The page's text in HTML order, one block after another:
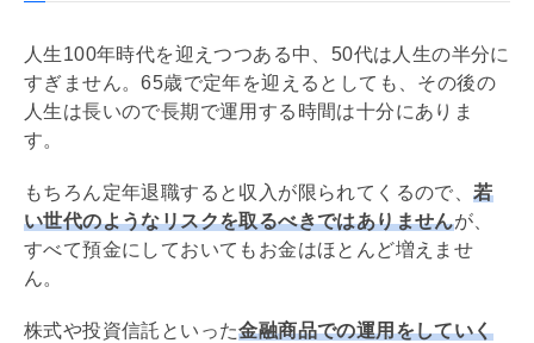
人生100年時代を迎えつつある中、50代は人生の半分に
すぎません。65歳で定年を迎えるとしても、その後の
人生は長いので長期で運用する時間は十分にありま
す。
もちろん定年退職すると収入が限られてくるので、若
い世代のようなリスクを取るべきではありませんが、
すべて預金にしておいてもお金はほとんど増えませ
ん。
株式や投資信託といった金融商品での運用をしていく